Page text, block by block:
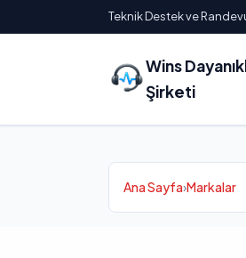
Teknik Destek ve
Wins
Şirketi
Ana Sayfa›Markalar